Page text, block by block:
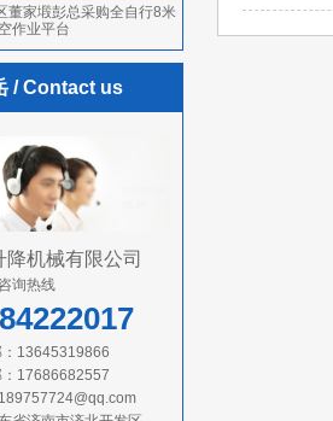
董家塅彭总采购全自行8米
作业平台
/ Contact us
机械有限公司
咨询热线
13645319866
17686682557